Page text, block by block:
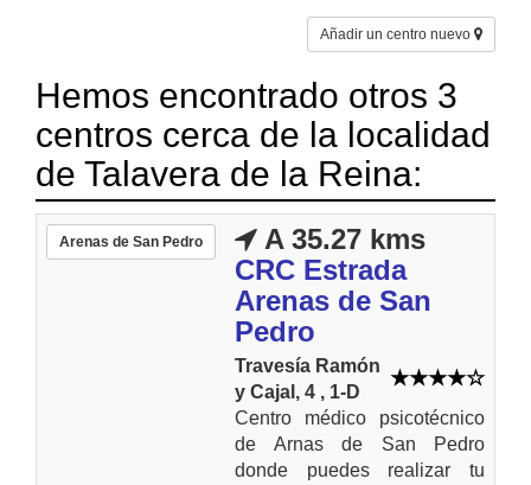
Añadir un centro nuevo
Hemos encontrado otros 3
centros cerca de la localidad
de Talavera de la Reina:
Arenas de San Pedro
A 35.27 kms
CRC Estrada
Arenas de San
Pedro
Travesía Ramón
y Cajal, 4 , 1-D
Centro médico psicotécnico
de Arnas de San Pedro
donde puedes realizar tu